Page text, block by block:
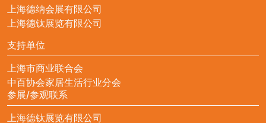
上海德纳会展有限公司
上海德钛展览有限公司
支持单位
上海市商业联合会
中百协会家居生活行业分会
参展/参观联系
上海德钛展览有限公司